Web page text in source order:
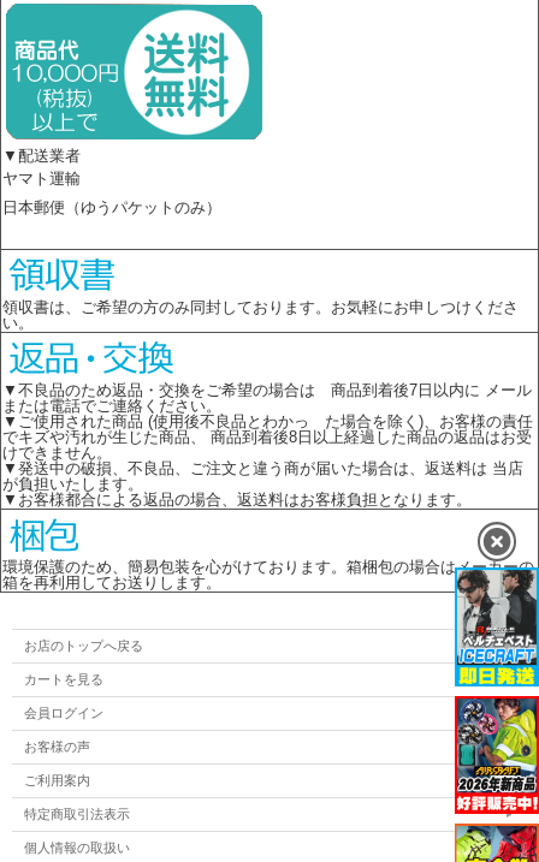
▼配送業者
ヤマト運輸
日本郵便（ゆうパケットのみ）
領収書は、ご希望の方のみ同封しております。お気軽にお申しつけくださ
い。
▼不良品のため返品・交換をご希望の場合は 商品到着後7日以内に メール
または電話でご連絡ください。
▼ご使用された商品 (使用後不良品とわかっ た場合を除く)、お客様の責任
でキズや汚れが生じた商品、 商品到着後8日以上経過した商品の返品はお受
けできません。
▼発送中の破損、不良品、ご注文と違う商が届いた場合は、返送料は 当店
が負担いたします。
▼お客様都合による返品の場合、返送料はお客様負担となります。
環境保護のため、簡易包装を心がけております。箱梱包の場合はメーカーの
箱を再利用してお送りします。
お店のトップへ戻る
カートを見る
会員ログイン
お客様の声
ご利用案内
特定商取引法表示
個人情報の取扱い